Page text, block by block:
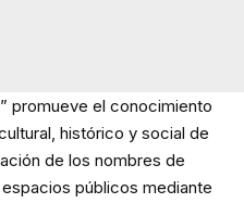
promueve el conocimiento
histórico y social de
de los nombres de
públicos mediante